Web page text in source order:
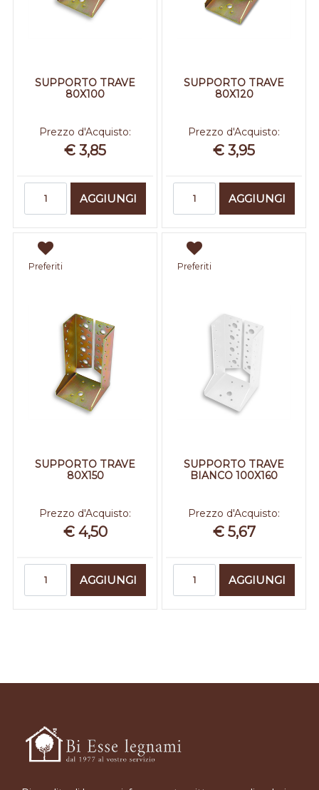
SUPPORTO TRAVE
80X100
Prezzo d'Acquisto:
€ 3,85
AGGIUNGI
SUPPORTO TRAVE
80X120
Prezzo d'Acquisto:
€ 3,95
AGGIUNGI
Preferiti
SUPPORTO TRAVE
80X150
Prezzo d'Acquisto:
€ 4,50
AGGIUNGI
Preferiti
SUPPORTO TRAVE
BIANCO 100X160
Prezzo d'Acquisto:
€ 5,67
AGGIUNGI